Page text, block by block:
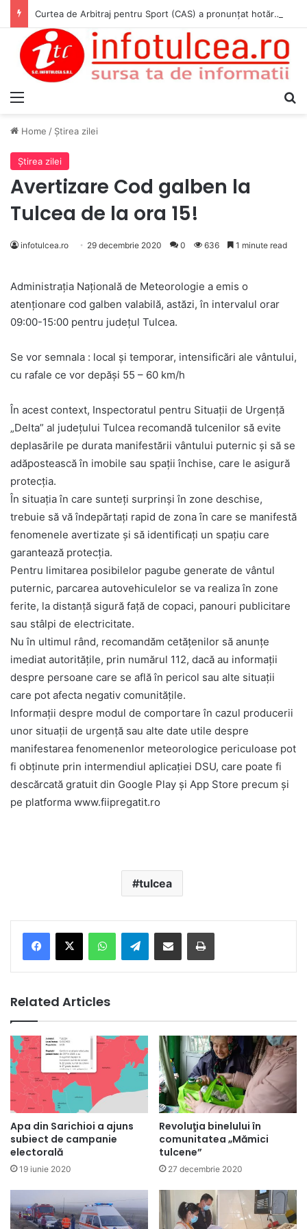
Curtea de Arbitraj pentru Sport (CAS) a pronunțat hotărârea în cauza WADA v. ANAD & Matei Cosmin Gabriel
Home / Ştirea zilei
Ştirea zilei
Avertizare Cod galben la
Tulcea de la ora 15!
infotulcea.ro 29 decembrie 2020 0 636 1 minute read
Administrația Națională de Meteorologie a emis o
atenționare cod galben valabilă, astăzi, în intervalul orar
09:00-15:00 pentru județul Tulcea.
Se vor semnala : local și temporar, intensificări ale vântului,
cu rafale ce vor depăși 55 – 60 km/h
În acest context, Inspectoratul pentru Situații de Urgență
„Delta” al județului Tulcea recomandă tulcenilor să evite
deplasările pe durata manifestării vântului puternic și să se
adăpostească în imobile sau spații închise, care le asigură
protecția.
În situația în care sunteți surprinși în zone deschise,
trebuie să vă îndepărtați rapid de zona în care se manifestă
fenomenele avertizate și să identificați un spațiu care
garantează protecția.
Pentru limitarea posibilelor pagube generate de vântul
puternic, parcarea autovehiculelor se va realiza în zone
ferite, la distanță sigură față de copaci, panouri publicitare
sau stâlpi de electricitate.
Nu în ultimul rând, recomandăm cetățenilor să anunțe
imediat autoritățile, prin numărul 112, dacă au informații
despre persoane care se află în pericol sau alte situații
care pot afecta negativ comunitățile.
Informații despre modul de comportare în cazul producerii
unor situații de urgență sau alte date utile despre
manifestarea fenomenenlor meteorologice periculoase pot
fi obținute prin intermendiul aplicației DSU, care poate fi
descărcată gratuit din Google Play și App Store precum și
pe platforma www.fiipregatit.ro
tulcea
Telegram
Related Articles
Apa din Sarichioi a ajuns
subiect de campanie
electorală
19 iunie 2020
Revoluţia binelului în
comunitatea „Mămici
tulcene”
27 decembrie 2020